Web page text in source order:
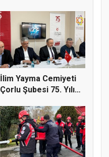
İlim Yayma Cemiyeti
Çorlu Şubesi 75. Yılı